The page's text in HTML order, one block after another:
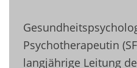
Psychotherapeutin
langjährige Leitung